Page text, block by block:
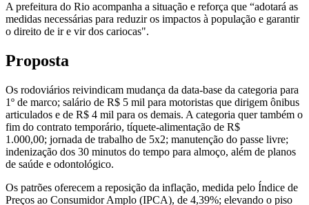
A prefeitura do Rio acompanha a situação e reforça que “adotará as
medidas necessárias para reduzir os impactos à população e garantir
o direito de ir e vir dos cariocas".
Proposta
Os rodoviários reivindicam mudança da data-base da categoria para
1º de marco; salário de R$ 5 mil para motoristas que dirigem ônibus
articulados e de R$ 4 mil para os demais. A categoria quer também o
fim do contrato temporário, tíquete-alimentação de R$
1.000,00; jornada de trabalho de 5x2; manutenção do passe livre;
indenização dos 30 minutos do tempo para almoço, além de planos
de saúde e odontológico.
Os patrões oferecem a reposição da inflação, medida pelo Índice de
Preços ao Consumidor Amplo (IPCA), de 4,39%; elevando o piso